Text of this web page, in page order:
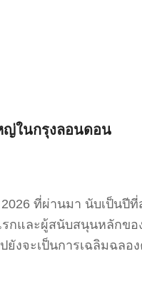
ญ่ในกรุงลอนดอน
ที่ผ่านมา นับเป็นปี
รกและผู้สนับสนุนหลัก
งจะเป็นการเฉลิมฉล